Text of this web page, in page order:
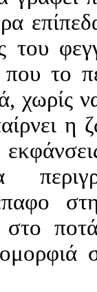
του
το
χωρίς
η